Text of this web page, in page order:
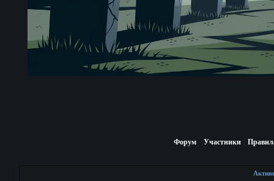
Форум Участники